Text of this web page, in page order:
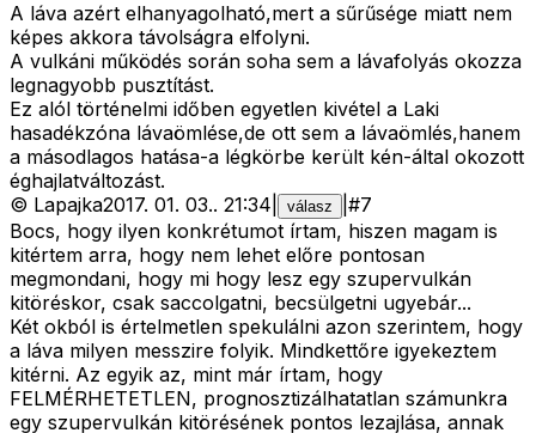
A láva azért elhanyagolható,mert a sűrűsége miatt nem
képes akkora távolságra elfolyni.
A vulkáni működés során soha sem a lávafolyás okozza
legnagyobb pusztítást.
Ez alól történelmi időben egyetlen kivétel a Laki
hasadékzóna lávaömlése,de ott sem a lávaömlés,hanem
a másodlagos hatása-a légkörbe került kén-által okozott
éghajlatváltozást.
© Lapajka2017. 01. 03.. 21:34 válasz #7
Bocs, hogy ilyen konkrétumot írtam, hiszen magam is
kitértem arra, hogy nem lehet előre pontosan
megmondani, hogy mi hogy lesz egy szupervulkán
kitöréskor, csak saccolgatni, becsülgetni ugyebár...
Két okból is értelmetlen spekulálni azon szerintem, hogy
a láva milyen messzire folyik. Mindkettőre igyekeztem
kitérni. Az egyik az, mint már írtam, hogy
FELMÉRHETETLEN, prognosztizálhatatlan számunkra
egy szupervulkán kitörésének pontos lezajlása, annak